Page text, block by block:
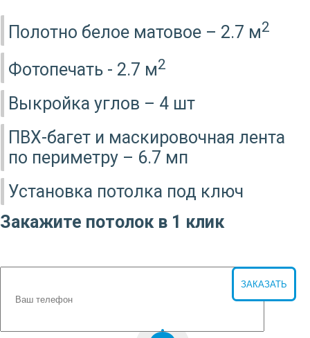
Полотно белое матовое – 2.7 м2
Фотопечать - 2.7 м2
Выкройка углов – 4 шт
ПВХ-багет и маскировочная лента
по периметру – 6.7 мп
Установка потолка под ключ
Закажите потолок в 1 клик